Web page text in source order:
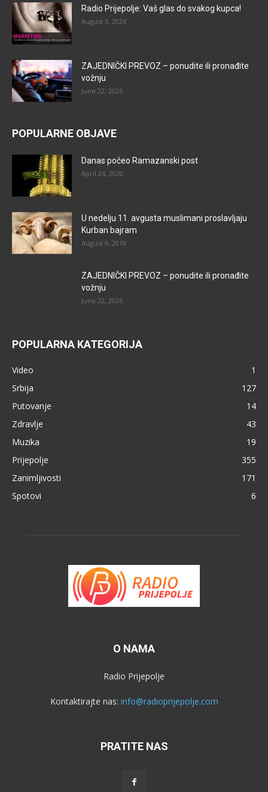
Radio Prijepolje: Vaš glas do svakog kupca!
August 3, 2026
ZAJEDNIČKI PREVOZ – ponudite ili pronađite
vožnju
June 22, 2026
POPULARNE OBJAVE
Danas počeo Ramazanski post
April 24, 2020
U nedelju 11. avgusta muslimani proslavljaju
Kurban bajram
August 9, 2019
ZAJEDNIČKI PREVOZ – ponudite ili pronađite
vožnju
June 22, 2026
POPULARNA KATEGORIJA
Video
1
Srbija
127
Putovanje
14
Zdravlje
43
Muzika
19
Prijepolje
355
Zanimljivosti
171
Spotovi
6
O NAMA
Radio Prijepolje
Kontaktirajte nas: info@radioprijepolje.com
PRATITE NAS